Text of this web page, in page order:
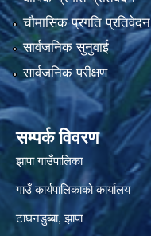
चौमासिक प्रगति प्रतिवेदन
सार्वजनिक सुनुवाई
सार्वजनिक परीक्षण
सम्पर्क विवरण
झापा गाउँपालिका
गाउँ कार्यपालिकाको कार्यालय
टाघनडुब्बा, झापा